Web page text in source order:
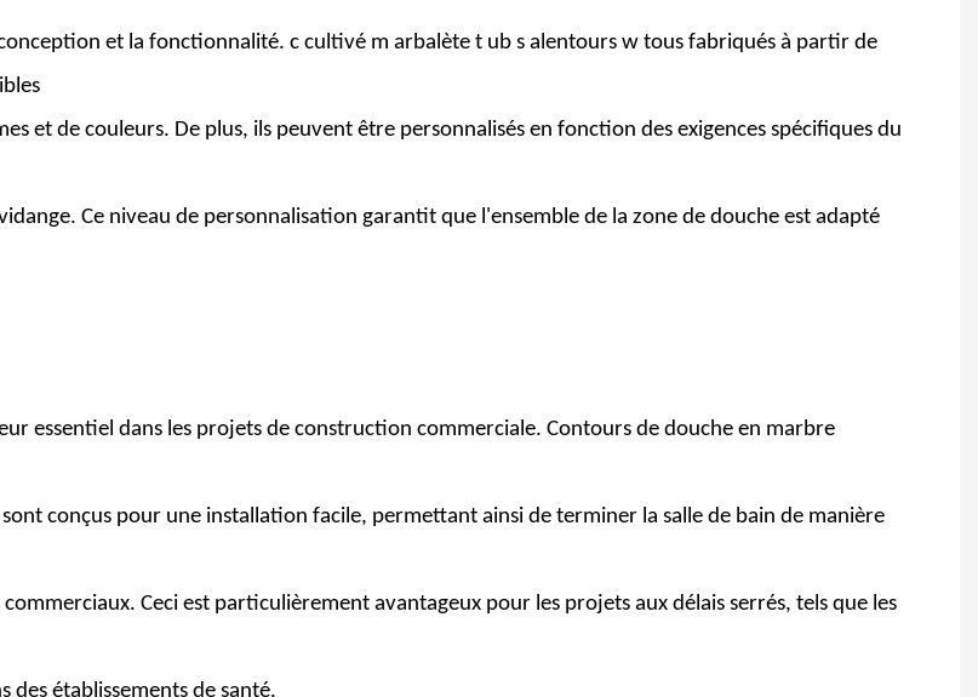
et la fonctionnalité. c cultivé m arbalète t ub s alentours w tous fabriqués à partir de
et de couleurs. De plus, ils peuvent être personnalisés en fonction des exigences spécifiques du
Ce niveau de personnalisation garantit que l'ensemble de la zone de douche est adapté
essentiel dans les projets de construction commerciale. Contours de douche en marbre
conçus pour une installation facile, permettant ainsi de terminer la salle de bain de manière
Ceci est particulièrement avantageux pour les projets aux délais serrés, tels que les
des établissements de santé.